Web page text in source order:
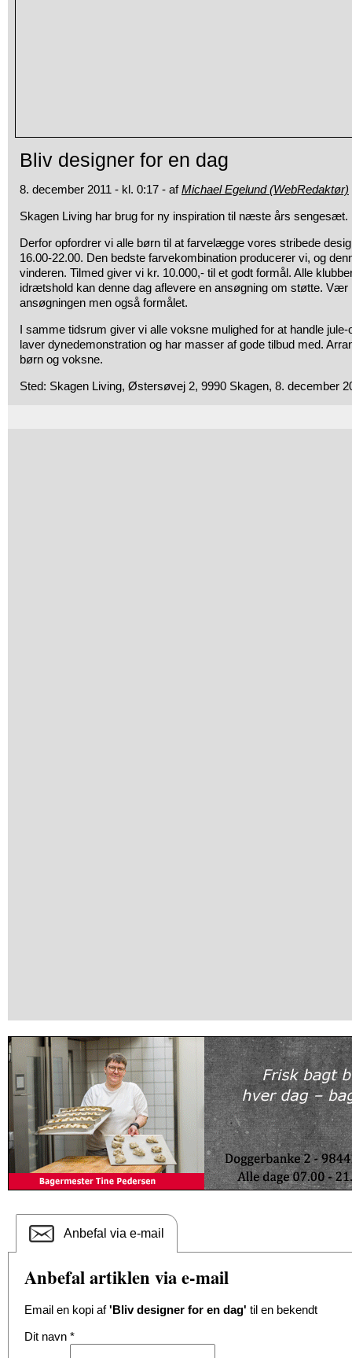
Bliv designer for en dag
8. december 2011 - kl. 0:17 - afMichael Egelund (WebRedaktør)
Skagen Living har brug for ny inspiration til næste års sengesæt.
Derfor opfordrer vi alle børn til at farvelægge vores stribede
16.00-22.00. Den bedste farvekombination producerer vi, og
vinderen. Tilmed giver vi kr. 10.000,- til et godt formål. Alle
idrætshold kan denne dag aflevere en ansøgning om støtte. Vær
ansøgningen men også formålet.
I samme tidsrum giver vi alle voksne mulighed for at handle
laver dynedemonstration og har masser af gode tilbud med.
børn og voksne.
Sted: Skagen Living, Østersøvej 2, 9990 Skagen, 8. december
Anbefal via e-mail
Anbefal artiklen via e-mail
Email en kopi af'Bliv designer for en dag' til en bekendt
Dit navn *